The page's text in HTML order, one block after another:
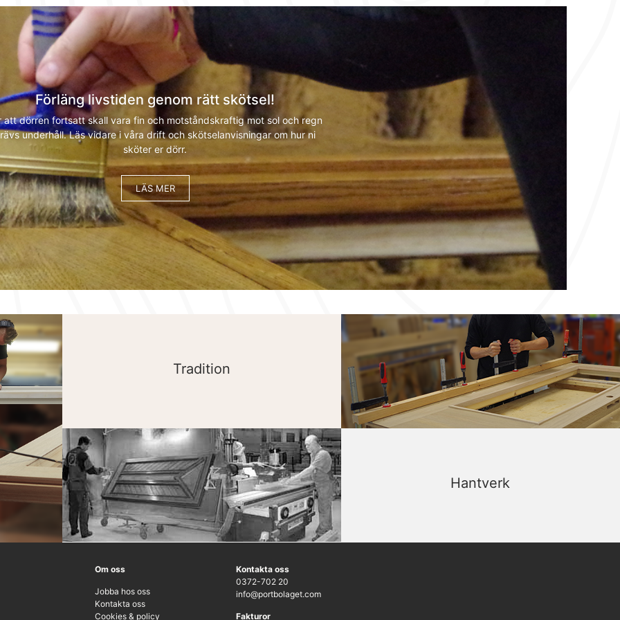
Förläng livstiden genom rätt skötsel!
att dörren fortsatt skall vara fin och motståndskraftig mot sol och regn
underhåll. Läs vidare i våra drift och skötselanvisningar om hur ni
sköter er dörr.
LÄS MER
Tradition
Hantverk
Om oss
Jobba hos oss
Kontakta oss
Cookies & policy
Kontakta oss
0372-702 20
info@portbolaget.com
Fakturor